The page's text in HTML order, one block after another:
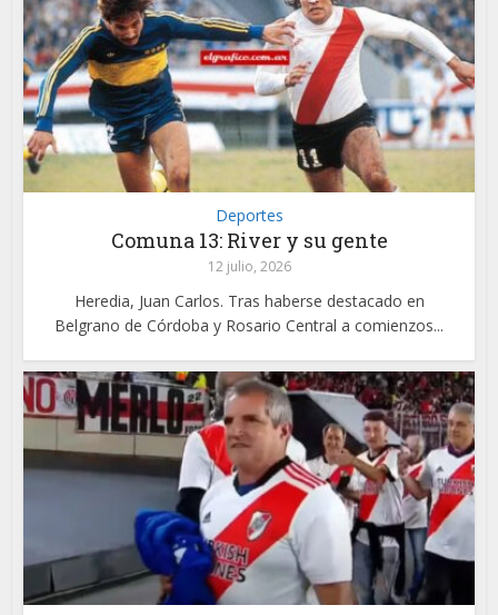
Deportes
Comuna 13: River y su gente
12 julio, 2026
Heredia, Juan Carlos. Tras haberse destacado en
Belgrano de Córdoba y Rosario Central a comienzos...